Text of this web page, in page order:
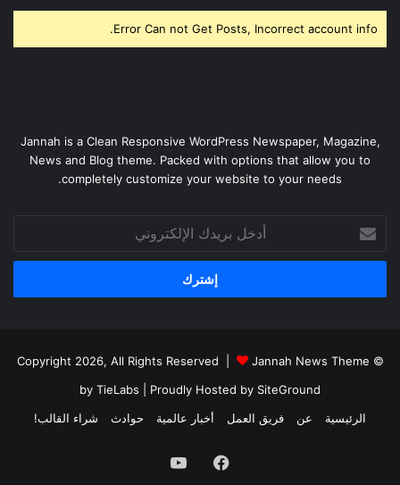
Error Can not Get Posts, Incorrect account info.
Jannah is a Clean Responsive WordPress Newspaper, Magazine,
News and Blog theme. Packed with options that allow you to
completely customize your website to your needs.
بريدك
الإلكتروني
© Copyright 2026, All Rights Reserved |
Jannah News Theme
by TieLabs | Proudly Hosted by SiteGround
الرئيسية
عن فريق العمل أخبار عالمية حوادث شراء القالب!
فيسبوك